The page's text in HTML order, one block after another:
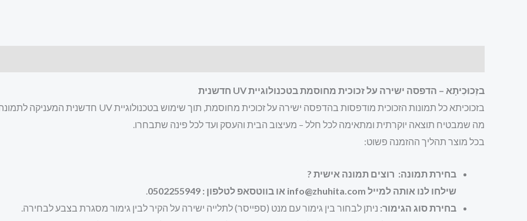
בזְכוּכִיתָא – הדפסה ישירה על זכוכית מחוסמת בטכנולוגיית UV חדשנית
מה שמבטיח תוצאה יוקרתית ומתאימה לכל חלל – מעיצוב הבית והעסק ועד לכל פינה שתבחרו.
בכל מוצר תהליך ההזמנה פשוט:
בחירת תמונה: רוצים תמונה אישית ?
שילחו לנו אותה למייל info@zhuhita.com או בווטסאפ לטלפון : 0502255949
בחירת סוג הגימור: ניתן לבחור בין גימור עם מנט (ספייסר) לתלייה ישירה על הקיר לבין גימור מסגרת בצבע לבחירה.